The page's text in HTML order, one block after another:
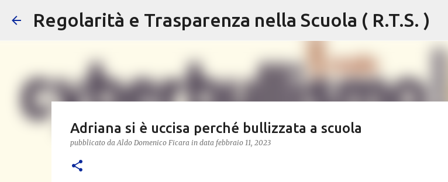
Passa ai contenuti principali
Regolarità e Trasparenza nella Scuola ( R.T.S. )
Adriana si è uccisa perché bullizzata a scuola
pubblicato daAldo Domenico Ficara in data febbraio 11, 2023